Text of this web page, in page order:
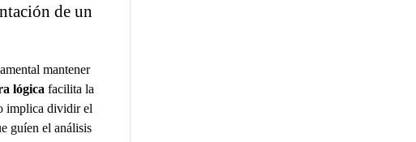
de un
mantener
lógica facilita la
implica dividir el
guíen el análisis